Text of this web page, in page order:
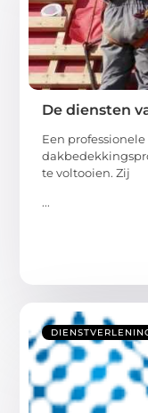
De diensten
Een
te voltooien. Zij
...